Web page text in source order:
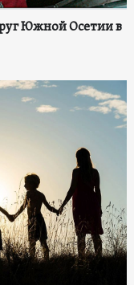
Южной Осетии в